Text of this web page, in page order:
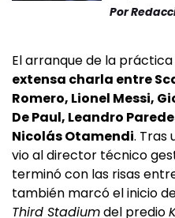
Por
El arranque de la
extensa charla entre
Romero, Lionel Messi,
De Paul, Leandro
Nicolás Otamendi. Tras
vio al director técnico
terminó con las risas
también marcó el inicio
Third Stadiumdel predio